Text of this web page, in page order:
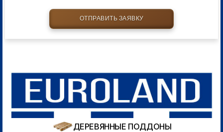
ОТПРАВИТЬ ЗАЯВКУ
ДЕРЕВЯННЫЕ ПОДДОНЫ